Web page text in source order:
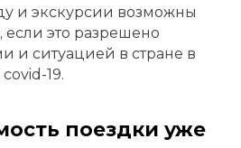
и экскурсии возможны
если это разрешено
и ситуацией в стране в
19.
поездки уже